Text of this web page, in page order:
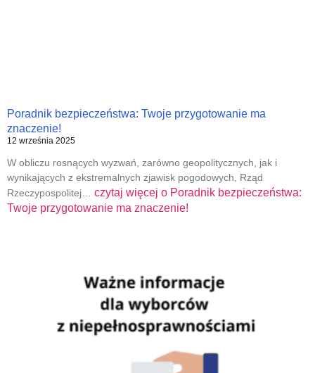
Poradnik bezpieczeństwa: Twoje przygotowanie ma
znaczenie!
12 września 2025
W obliczu rosnących wyzwań, zarówno geopolitycznych, jak i
wynikających z ekstremalnych zjawisk pogodowych, Rząd
Rzeczypospolitej… czytaj więcej o Poradnik bezpieczeństwa:
Twoje przygotowanie ma znaczenie!